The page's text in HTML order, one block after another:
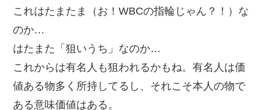
これはたまたま（お！WBCの指輪じゃん？！）な
のか…
はたまた「狙いうち」なのか…
これからは有名人も狙われるかもね。有名人は価
値ある物多く所持してるし、それこそ本人の物で
ある意味価値はある。